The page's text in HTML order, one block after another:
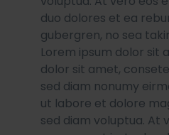
duo dolores et ea
gubergren, no sea
Lorem ipsum dolor sit
dolor sit amet,
sed diam nonumy
ut labore et dolore
sed diam voluptua. At